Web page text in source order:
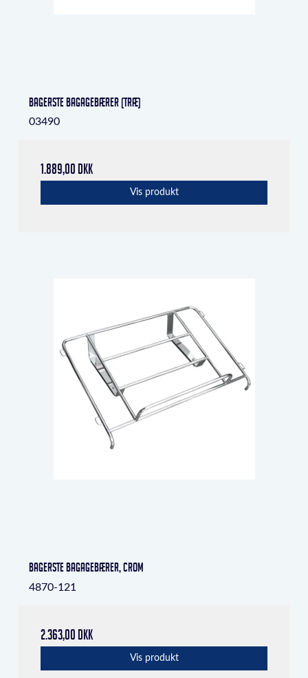
Bagerste bagagebærer (træ)
03490
1.889,00 DKK
Vis produkt
bagerste bagagebærer, crom
4870-121
2.363,00 DKK
Vis produkt